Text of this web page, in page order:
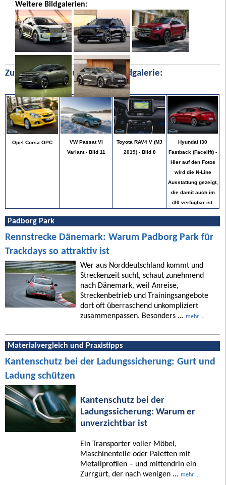
Weitere Bildgalerien:
Zufällige Bilder aus unserer Bildgalerie:
Opel Corsa OPC
VW Passat VI
Variant - Bild 11
Toyota RAV4 V (MJ
2019) - Bild 8
Hyundai i30
Fastback (Facelift) -
Hier auf den Fotos
wird die N-Line
Ausstattung gezeigt,
die damit auch im
i30 verfügbar ist.
Padborg Park
Rennstrecke Dänemark: Warum Padborg Park für
Trackdays so attraktiv ist
Wer aus Norddeutschland kommt und
Streckenzeit sucht, schaut zunehmend
nach Dänemark, weil Anreise,
Streckenbetrieb und Trainingsangebote
dort oft überraschend unkompliziert
zusammenpassen. Besonders ... mehr ...
Materialvergleich und Praxistipps
Kantenschutz bei der Ladungssicherung: Gurt und
Ladung schützen
Kantenschutz bei der
Ladungssicherung: Warum er
unverzichtbar ist
Ein Transporter voller Möbel,
Maschinenteile oder Paletten mit
Metallprofilen – und mittendrin ein
Zurrgurt, der nach wenigen ... mehr ...